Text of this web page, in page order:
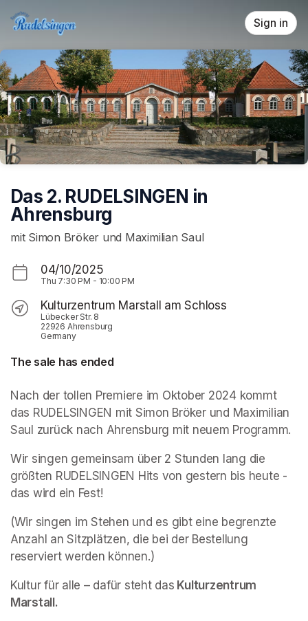
Skip header
Sign in
Das 2. RUDELSINGEN in
Ahrensburg
mit Simon Bröker und Maximilian Saul
04/10/2025
Thu 7:30 PM - 10:00 PM
Kulturzentrum Marstall am Schloss
Lübecker Str. 8
22926 Ahrensburg
Germany
The sale has ended
Nach der tollen Premiere im Oktober 2024 kommt
das RUDELSINGEN mit Simon Bröker und Maximilian
Saul zurück nach Ahrensburg mit neuem Programm.
Wir singen gemeinsam über 2 Stunden lang die
größten RUDELSINGEN Hits von gestern bis heute -
das wird ein Fest!
(Wir singen im Stehen und es gibt eine begrenzte
Anzahl an Sitzplätzen, die bei der Bestellung
reserviert werden können.)
Kultur für alle – dafür steht das Kulturzentrum
Marstall.